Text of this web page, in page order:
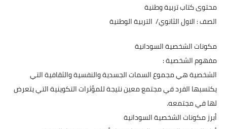
محتوى كتاب تربية وطنية
الصف : الاول الثانوي/ التربية الوطنية
مكونات الشخصية السودانية
مفهوم الشخصية :
الشخصية هي مجموع السمات الجسدية والنفسية والثقافية التي
يكتسبها الفرد في مجتمع معين نتيجة للمؤثرات التكوينية التي يتعرض
لها في مجتمعه.
أبرز مكونات الشخصية السودانية